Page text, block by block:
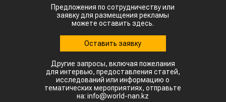
Предложения по сотрудничеству или
заявку для размещения рекламы
можете оставить здесь.
Оставить заявку
Другие запросы, включая пожелания
для интервью, предоставления статей,
исследований или информацию о
тематических мероприятиях, отправьте
на: info@world-nan.kz